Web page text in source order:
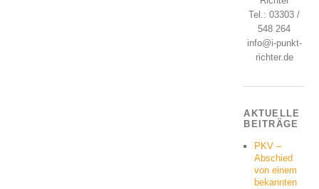
Tel.: 03303 /
548 264
info@i-punkt-
richter.de
AKTUELLE
BEITRÄGE
PKV –
Abschied
von einem
bekannten